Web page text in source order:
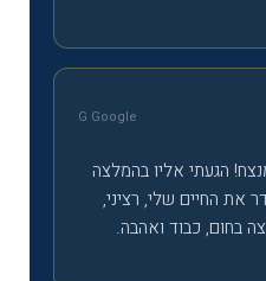
G Google
הגעתי אליו בהמלצה
את החיים שלי, רציני,
בחום, כבוד ואהבה.